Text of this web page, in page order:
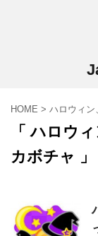
HOME > ハロウィン
「 ハロウ
カボチャ